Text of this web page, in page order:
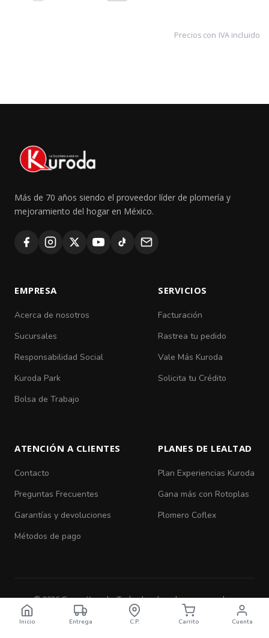
Precios con IVA incluido
Más de 70 años siendo el proveedor líder de plomería y
mejoramiento del hogar en México.
EMPRESA
Acerca de nosotros
Sucursales
Responsabilidad Social
Kuroda Park
Bolsa de Trabajo
SERVICIOS
Facturación
Rastrea tu pedido
Vale Más Kuroda
Solicita tu Crédito
ATENCIÓN A CLIENTES
Contacto
Preguntas Frecuentes
Garantías y devoluciones
Métodos de pago
PLANES DE LEALTAD
Plan Experiencias Kuroda
Gana más con Rotoplas
Plomero Coflex
© 2026 Grupo Kuroda. Todos los derechos reservados.
Aviso de Privacidad
Términos y Condiciones
Inicio Entrega C.P. Carrito Cuenta